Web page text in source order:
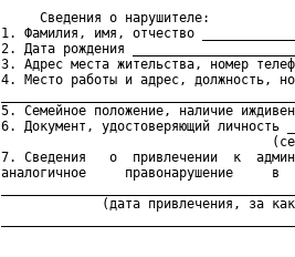
     Сведения о нарушителе:
1. Фамилия, имя, отчество
2. Дата рождения
3. Адрес места жительства, номер
4. Место работы и адрес, должность,
5. Семейное положение, наличие
6. Документ, удостоверяющий личность
7. Сведения   о  привлечении  к
аналогичное     правонарушение
(дата привлечения, за